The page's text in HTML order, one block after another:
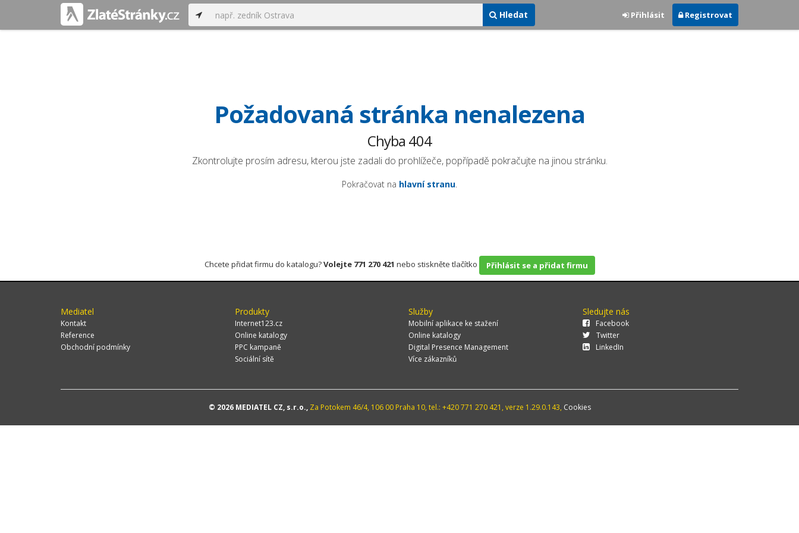
Hledat Přihlásit Registrovat
Požadovaná stránka nenalezena
Chyba 404
Zkontrolujte prosím adresu, kterou jste zadali do prohlížeče, popřípadě pokračujte na jinou stránku.
Pokračovat na hlavní stranu.
Chcete přidat firmu do katalogu?Volejte 771 270 421 nebo stiskněte tlačítko Přihlásit se a přidat firmu
Mediatel
Kontakt
Reference
Obchodní podmínky
Produkty
Internet123.cz
Online katalogy
PPC kampaně
Sociální sítě
Služby
Mobilní aplikace ke stažení
Online katalogy
Digital Presence Management
Více zákazníků
Sledujte nás
Facebook
Twitter
LinkedIn
© 2026 MEDIATEL CZ, s.r.o.,Za Potokem 46/4, 106 00 Praha 10, tel.: +420 771 270 421, verze 1.29.0.143, Cookies